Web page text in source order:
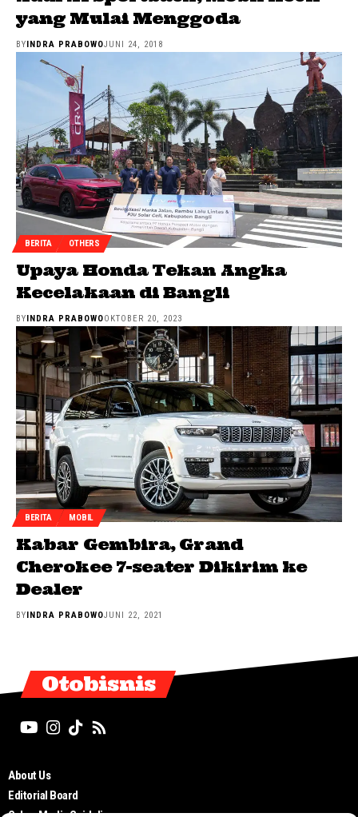
yang Mulai Menggoda
BYINDRA PRABOWOJUNI 24, 2018
BERITA OTHERS
Upaya Honda Tekan Angka
Kecelakaan di Bangli
BYINDRA PRABOWOOKTOBER 20, 2023
BERITA MOBIL
Kabar Gembira, Grand
Cherokee 7-seater Dikirim ke
Dealer
BYINDRA PRABOWOJUNI 22, 2021
Otobisnis
About Us
Editorial Board